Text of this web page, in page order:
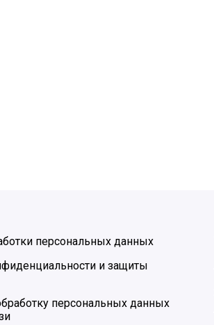
персональных данных
и защиты
персональных данных